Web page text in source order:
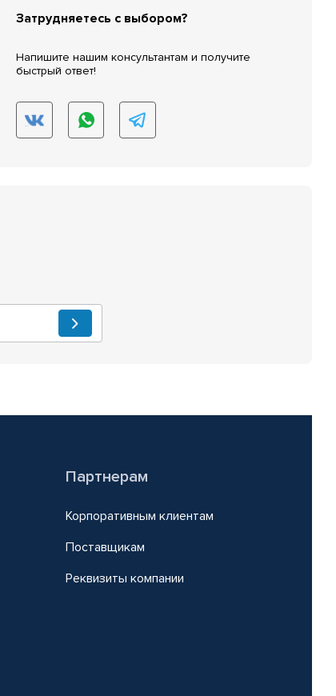
Затрудняетесь с выбором?
Напишите нашим консультантам и получите
быстрый ответ!
Партнерам
Корпоративным клиентам
Поставщикам
Реквизиты компании